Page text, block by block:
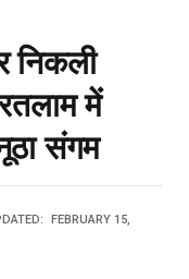
निकली
में
संगम
FEBRUARY 15,